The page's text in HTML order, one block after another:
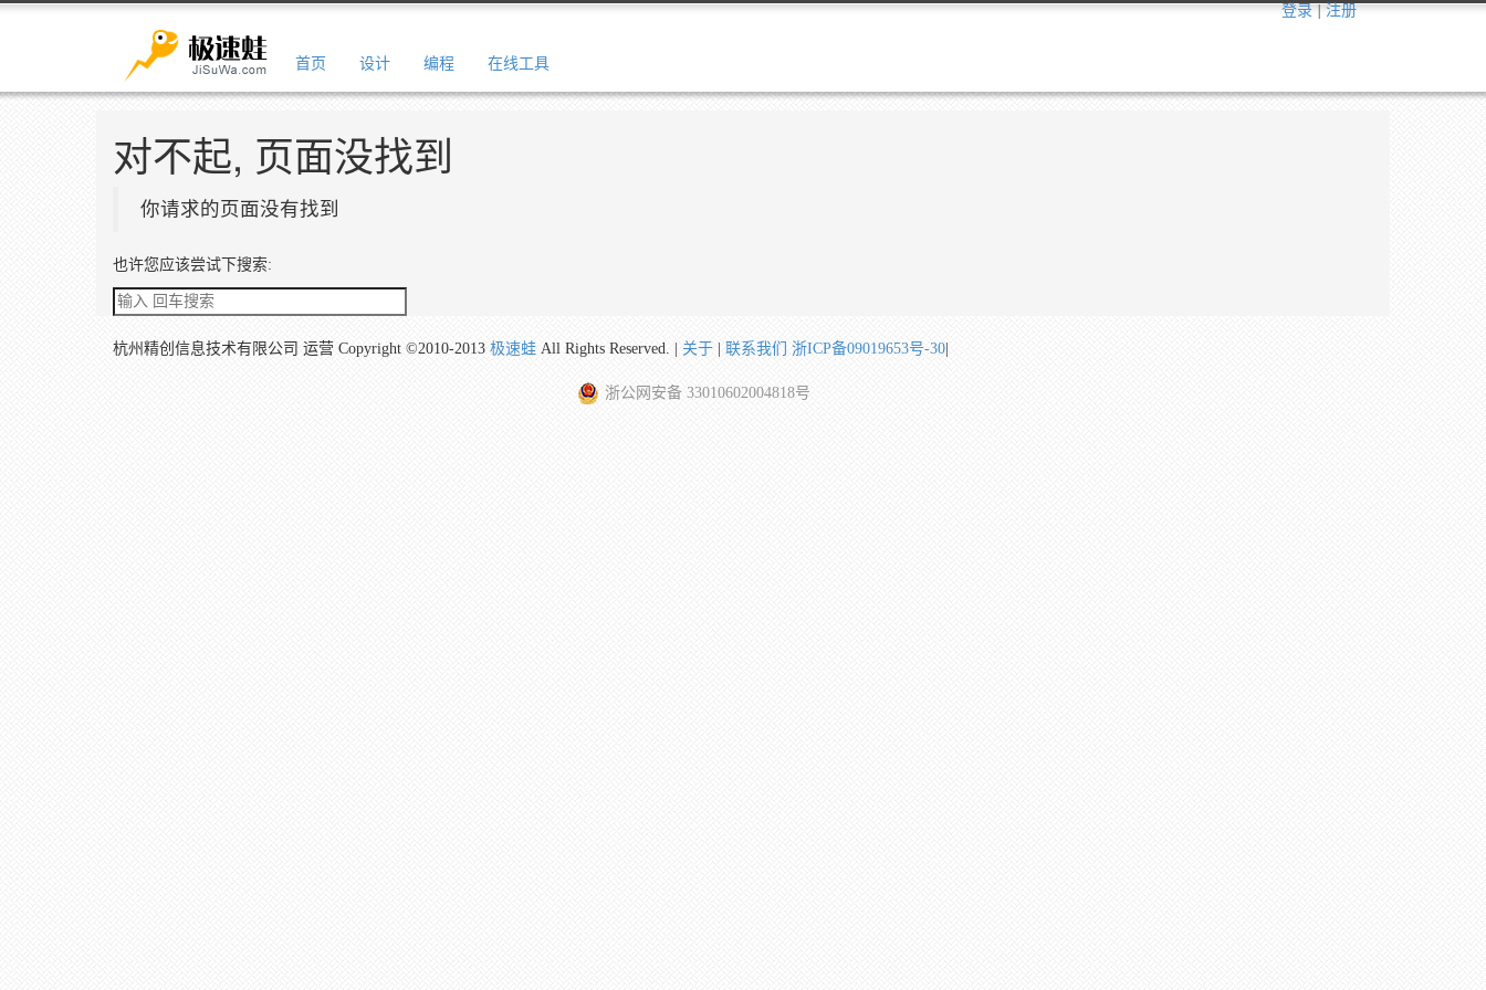
极速蛙
首页 设计 编程 在线工具
登录 | 注册
对不起, 页面没找到
你请求的页面没有找到
也许您应该尝试下搜索:
杭州精创信息技术有限公司 运营 Copyright ©2010-2013 极速蛙 All Rights Reserved. | 关于 联系我们 浙ICP备09019653号-30
浙公网安备 33010602004818号